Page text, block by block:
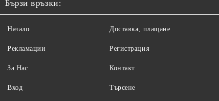
Бързи връзки:
Начало
Рекламации
За Нас
Вход
Доставка, плащане
Регистрация
Контакт
Търсене